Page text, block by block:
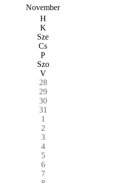
November
H
K
Sze
Cs
P
Szo
V
28
29
30
31
1
2
3
4
5
6
7